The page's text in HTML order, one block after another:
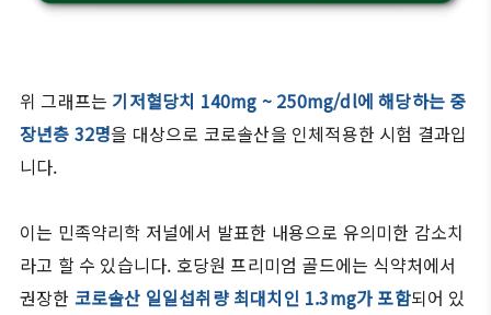
위 그래프는 기저혈당치 140mg ~ 250mg/dl에 해당하는 중
장년층 32명을 대상으로 코로솔산을 인체적용한 시험 결과입
니다.
이는 민족약리학 저널에서 발표한 내용으로 유의미한 감소치
라고 할 수 있습니다. 호당원 프리미엄 골드에는 식약처에서
권장한 코로솔산 일일섭취량 최대치인 1.3mg가 포함되어 있